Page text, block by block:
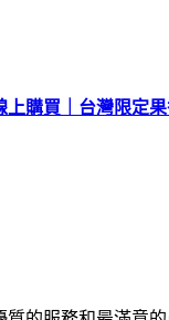
上購買｜台灣限定